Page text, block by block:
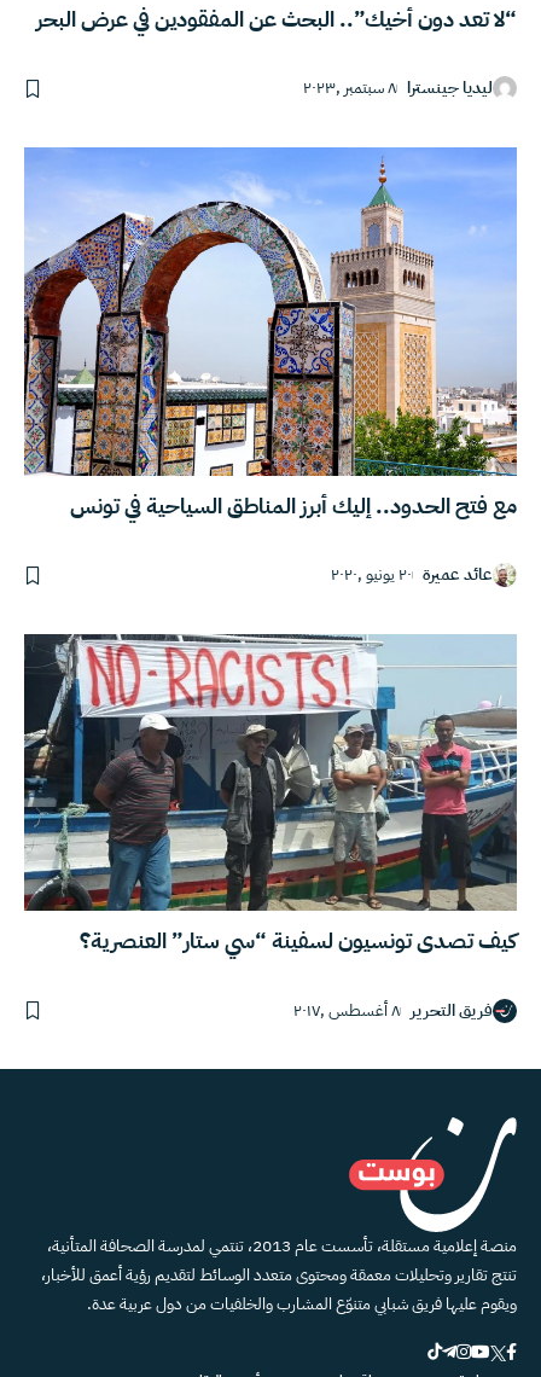
“لا تعد دون أخيك”.. البحث عن المفقودين في عرض البحر
ليديا جينسترا ٨ سبتمبر ,٢٠٢٣
مع فتح الحدود.. إليك أبرز المناطق السياحية في تونس
عائد عميرة ٢٠ يونيو ,٢٠٢٠
كيف تصدى تونسيون لسفينة “سي ستار” العنصرية؟
فريق التحرير ٨ أغسطس ,٢٠١٧
منصة إعلامية مستقلة، تأسست عام 2013، تنتمي لمدرسة الصحافة المتأنية،
تنتج تقارير وتحليلات معمقة ومحتوى متعدد الوسائط لتقديم رؤية أعمق للأخبار،
ويقوم عليها فريق شبابي متنوّع المشارب والخلفيات من دول عربية عدة.